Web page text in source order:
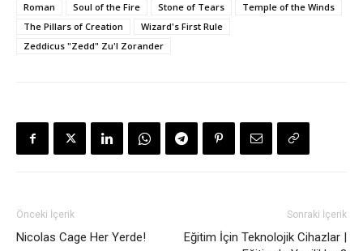
Roman
Soul of the Fire Stone of Tears
Temple of the Winds
The Pillars of Creation
Wizard's First Rule
Zeddicus "Zedd" Zu'l Zorander
Önceki İçerik
Nicolas Cage Her Yerde!
Sonraki İçerik
Eğitim İçin Teknolojik Cihazlar |